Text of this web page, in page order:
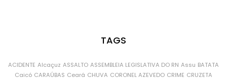
TAGS
ACIDENTE Alcaçuz ASSALTO ASSEMBLEIA LEGISLATIVA DO RN Assu BATATA
Caicó CARAÚBAS Ceará CHUVA CORONEL AZEVEDO CRIME CRUZETA